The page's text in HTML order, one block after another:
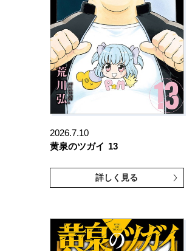
2026.7.10
黄泉のツガイ 13
詳しく見る